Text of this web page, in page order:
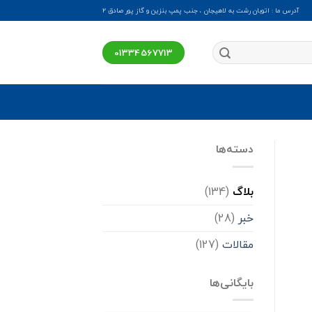
آدرس ما : اتوبان رشت به لاهیجان ، جنب پمپ بنزین و گاز پور صادق ۲
01334567713
دسته‌ها
بلاگ (134)
خبر (28)
مقالات (127)
بایگانی‌ها